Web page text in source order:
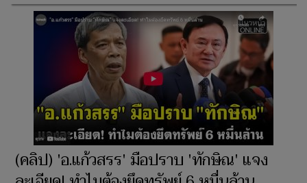
(คลิป) 'อ.แก้วสรร' มือปราบ 'ทักษิณ' แจง